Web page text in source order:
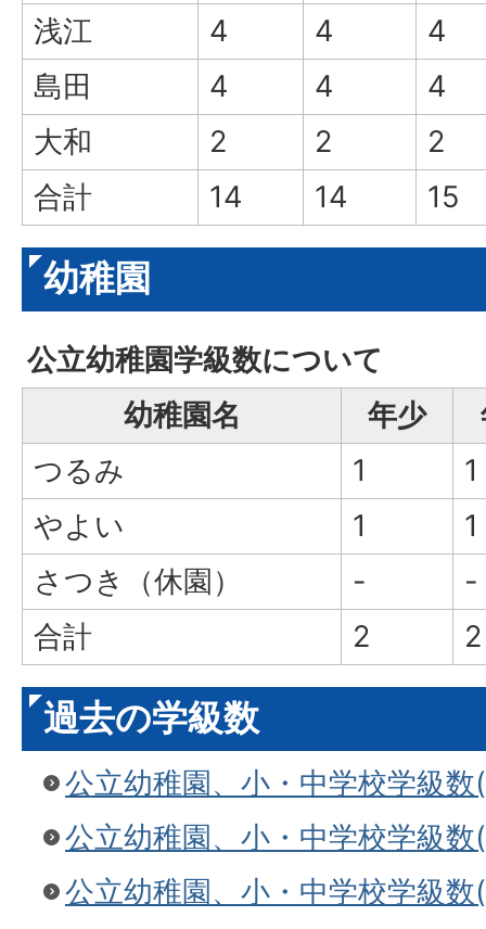
浅江
4 4
4
島田
4 4
4
大和
2 2
2
合計
14 14 15
幼稚園
公立幼稚園学級数について
幼稚園名
年少
つるみ
1
1
やよい
1
1
さつき（休園）
-
-
合計
2 2
過去の学級数
公立幼稚園、小・中学校学級
公立幼稚園、小・中学校学級
公立幼稚園、小・中学校学級